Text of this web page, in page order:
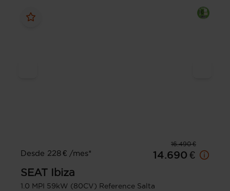
16.490 €
Desde 228 € /mes*
14.690 €
SEAT
Ibiza
1.0 MPI 59kW (80CV) Reference Salta